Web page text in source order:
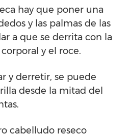
hay que poner una
y las palmas de las
a que se derrita con la
y el roce.
y derretir, se puede
desde la mitad del
cabelludo reseco